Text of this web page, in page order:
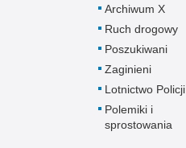
Archiwum X
Ruch drogowy
Poszukiwani
Zaginieni
Lotnictwo Policji
Polemiki i
sprostowania